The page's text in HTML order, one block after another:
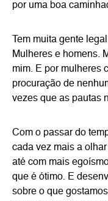
por uma boa
Tem muita gente
Mulheres e homens.
mim. E por mulheres
procuração de
vezes que as pautas
Com o passar do
cada vez mais a
até com mais
que é ótimo. E
sobre o que